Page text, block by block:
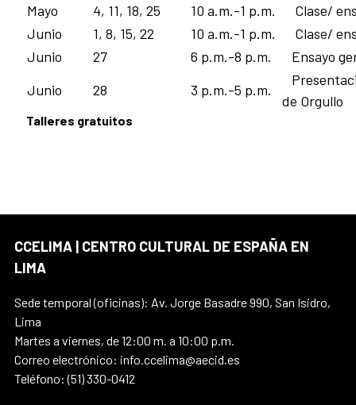
Mayo
4, 11, 18, 25 10 a.m.-1 p.m.
Clase/
Junio
1, 8, 15, 22 10 a.m.-1 p.m.
Clase/
Junio
27 6 p.m.-8 p.m.
Ensayo
Junio
28 3 p.m.-5 p.m.
de Orgullo
Talleres gratuitos
CCELIMA | CENTRO CULTURAL DE ESPAÑA EN
LIMA
Sede temporal (oficinas): Av. Jorge Basadre 990, San Isidro,
Lima
Martes a viernes, de 12:00 m. a 10:00 p.m.
Correo electrónico: info.ccelima@aecid.es
Teléfono: (51) 330-0412